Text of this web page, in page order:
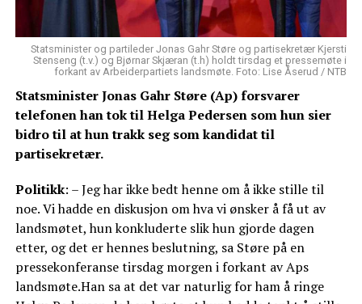
Statsminister og partileder Jonas Gahr Støre og partisekretær Kjersti
Stenseng (t.v.) og Bjørnar Skjæran (t.h) holdt tirsdag et pressemøte i
forkant av Arbeiderpartiets landsmøte. Foto: Lise Åserud / NTB
Statsminister Jonas Gahr Støre (Ap) forsvarer
telefonen han tok til Helga Pedersen som hun sier
bidro til at hun trakk seg som kandidat til
partisekretær.
Politikk: – Jeg har ikke bedt henne om å ikke stille til
noe. Vi hadde en diskusjon om hva vi ønsker å få ut av
landsmøtet, hun konkluderte slik hun gjorde dagen
etter, og det er hennes beslutning, sa Støre på en
pressekonferanse tirsdag morgen i forkant av Aps
landsmøte.Han sa at det var naturlig for ham å ringe